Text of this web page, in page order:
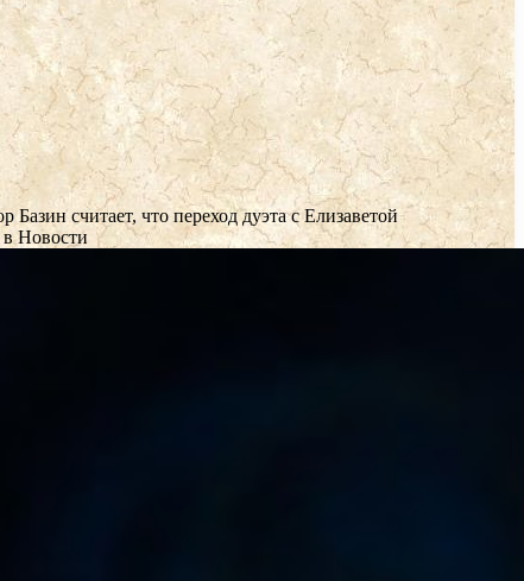
Базин считает, что переход дуэта с Елизаветой
в Новости